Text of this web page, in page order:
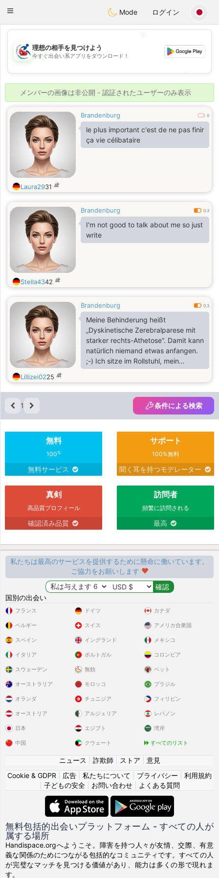
Handi Space
Toggle
Mode ログイン
💖
💕
💕
理想の相手を見つけよう
今すぐ出会い系アプリをダウンロード！
メンバーの画像は非公開 - 認証されたユーザーのみ表示
Brandenburg 0
le plus important c'est de ne pas finir
ça vie célibataire
Laura2931 歳
Brandenburg 0.3
I'm not good to talk about me so just
write
Stella4342 歳
Brandenburg 0.3
Meine Behinderung heißt
„Dyskinetische Zerebralparese mit
starker rechts-Athetose“. Damit kann
natürlich niemand etwas anfangen.
;-) Ich sitze im Rollstuhl, mein
Oberkörper und insbesondere meine
Arme sind ständig in unkontrollierter
Bewegung, weswegen ich alles mit
meinen Füßen mache. Da ich mich
kontinuierlich bewege, kann ich
Luftstrom zum Sprechen aufbauen
und deswegen kommuniziere ich
über eine TTS-App. Ich könnte jetzt
natürlich behaupten, das war‘s, aber
wir wollen ja ehrlich sein und noch
die Seite aufzählen, weshalb mich
jeder, wenn er mich das erste Mal
sieht, für geistigbehindert hält... Ich
Gesichtszuckungen! Ich bin nicht
meiner Geburt bekam ich eine
Neugeborenen Gelbsucht, die immer
stärker wurde, was meine damalige
Kinderärztin auch registrierte,
jedoch unternahm sie nichts
daraus ein Kernikterus, wo die
motorischen Teil in m
Lillizei0225 歳
1 条件による検索
無料
100%
無料サービス
サポート
100%無料
聞く耳を持つモデレーター
真剣
高品質プロフィール
確認済み品質
訪問者
頻繁に訪問される
最高
私たちは最高のサービスを提供するために懸命に働いています。
ご協力をお願いします
国別の出会い
フランス
ベルギー
スペイン
イタリア
スウェーデン
ドイツ
スイス
イングランド
ポルトガル
無効
カナダ
アメリカ合衆国
メキシコ
コロンビア
ペット
オーストラリア
オランダ
オーストリア
日本
中国
モロッコ
チュニジア
アルジェリア
エジプト
クウェート
ブラジル
フィリピン
レバノン
湾岸
すべてのリスト
ニュース 詐欺師 ストア
意見
Cookie & GDPR
広告 私たちについて プライバシー
利用規約
子どもの安全| お問い合わせ| よくある質問
無料包括的出会いプラットフォーム - すべての人が
属する場所
Handispace.orgへようこそ。障害を持つ人々が友情、交際、有意
義な関係のためにつながる包括的なコミュニティです。すべての人
が完璧なマッチを見つける価値があり、能力は多くの形で現れま
す。